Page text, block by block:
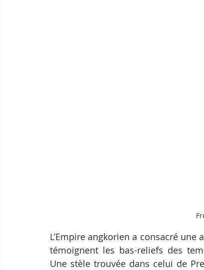
L’Empire angkorien a consacré
témoignent les bas-reliefs des
Une stèle trouvée dans celui de